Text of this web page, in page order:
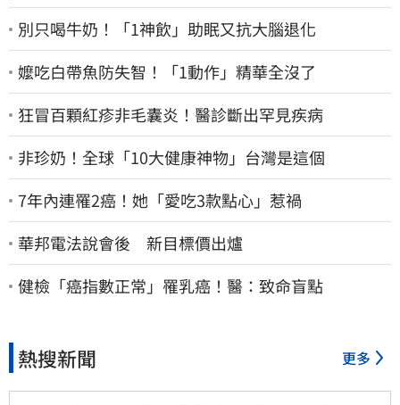
別只喝牛奶！「1神飲」助眠又抗大腦退化
嬤吃白帶魚防失智！「1動作」精華全沒了
狂冒百顆紅疹非毛囊炎！醫診斷出罕見疾病
非珍奶！全球「10大健康神物」台灣是這個
7年內連罹2癌！她「愛吃3款點心」惹禍
華邦電法說會後 新目標價出爐
健檢「癌指數正常」罹乳癌！醫：致命盲點
熱搜新聞 更多